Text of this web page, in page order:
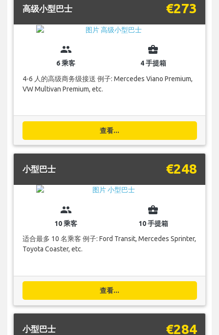
高级小型巴士 €273
group
6 乘客
business_center
4 手提箱
4-6 人的高级商务级接送 例子: Mercedes Viano Premium,
VW Multivan Premium, etc.
查看...
小型巴士 €248
group
10 乘客
business_center
10 手提箱
适合最多 10 名乘客 例子: Ford Transit, Mercedes Sprinter,
Toyota Coaster, etc.
查看...
小型巴士 €284